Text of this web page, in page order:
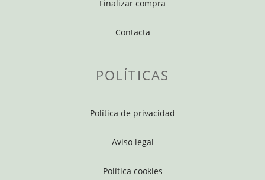
Finalizar compra
Contacta
POLÍTICAS
Política de privacidad
Aviso legal
Política cookies